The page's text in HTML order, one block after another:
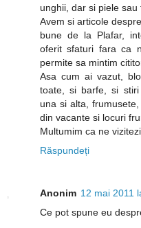
unghii, dar si piele sau
Avem si articole
bune de la Plafar,
oferit sfaturi fara ca
permite sa mintim
Asa cum ai vazut,
toate, si barfe, si stiri
una si alta,
din vacante si locuri
Multumim ca ne
Răspundeți
Anonim 12 mai 2011
Ce pot spune eu